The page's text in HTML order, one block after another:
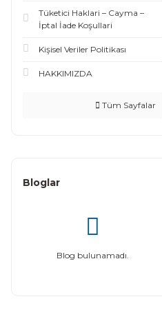
Tüketici Haklari – Cayma –
İptal İade Koşullari
Kişisel Veriler Politikası
HAKKIMIZDA
Tüm Sayfalar
Bloglar
Blog bulunamadı.